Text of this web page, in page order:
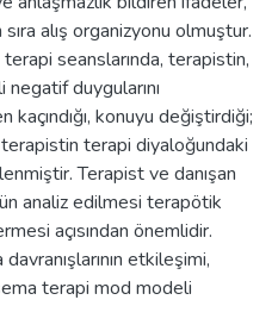
alış organizyonu olmuştur.
seanslarında, terapistin,
negatif duygularını
konuyu değiştirdiği;
terapistin terapi diyaloğundaki
Terapist ve danışan
analiz edilmesi terapötik
açısından önemlidir.
etkileşimi,
terapi mod modeli